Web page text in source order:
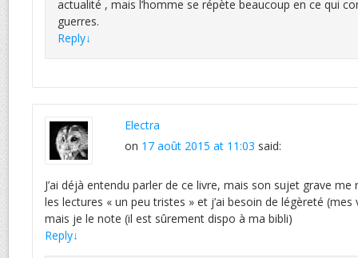
actualité , mais l’homme se répète beaucoup en ce qui
guerres.
Reply↓
Electra
on 17 août 2015 at 11:03 said:
J’ai déjà entendu parler de ce livre, mais son sujet grave me
les lectures « un peu tristes » et j’ai besoin de légèreté
mais je le note (il est sûrement dispo à ma bibli)
Reply↓